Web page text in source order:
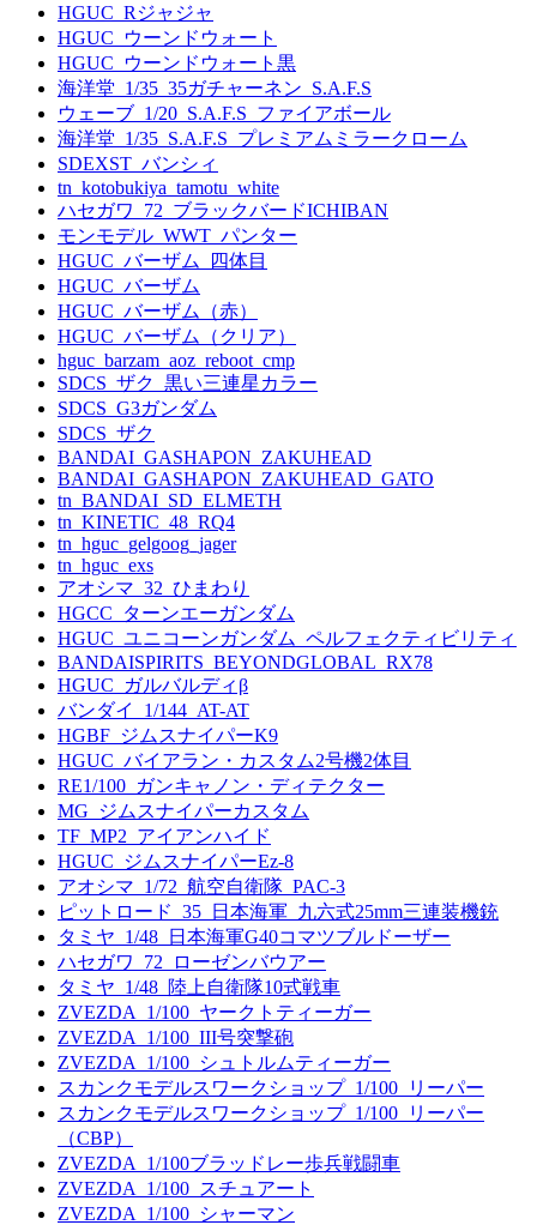
HGUC_Rジャジャ
HGUC_ウーンドウォート
HGUC_ウーンドウォート黒
海洋堂_1/35_35ガチャーネン_S.A.F.S
ウェーブ_1/20_S.A.F.S_ファイアボール
海洋堂_1/35_S.A.F.S_プレミアムミラークローム
SDEXST_バンシィ
tn_kotobukiya_tamotu_white
ハセガワ_72_ブラックバードICHIBAN
モンモデル_WWT_パンター
HGUC_バーザム_四体目
HGUC_バーザム
HGUC_バーザム（赤）
HGUC_バーザム（クリア）
hguc_barzam_aoz_reboot_cmp
SDCS_ザク_黒い三連星カラー
SDCS_G3ガンダム
SDCS_ザク
BANDAI_GASHAPON_ZAKUHEAD
BANDAI_GASHAPON_ZAKUHEAD_GATO
tn_BANDAI_SD_ELMETH
tn_KINETIC_48_RQ4
tn_hguc_gelgoog_jager
tn_hguc_exs
アオシマ_32_ひまわり
HGCC_ターンエーガンダム
HGUC_ユニコーンガンダム_ペルフェクティビリティ
BANDAISPIRITS_BEYONDGLOBAL_RX78
HGUC_ガルバルディβ
バンダイ_1/144_AT-AT
HGBF_ジムスナイパーK9
HGUC_バイアラン・カスタム2号機2体目
RE1/100_ガンキャノン・ディテクター
MG_ジムスナイパーカスタム
TF_MP2_アイアンハイド
HGUC_ジムスナイパーEz-8
アオシマ_1/72_航空自衛隊_PAC-3
ピットロード_35_日本海軍_九六式25mm三連装機銃
タミヤ_1/48_日本海軍G40コマツブルドーザー
ハセガワ_72_ローゼンバウアー
タミヤ_1/48_陸上自衛隊10式戦車
ZVEZDA_1/100_ヤークトティーガー
ZVEZDA_1/100_III号突撃砲
ZVEZDA_1/100_シュトルムティーガー
スカンクモデルスワークショップ_1/100_リーパー
スカンクモデルスワークショップ_1/100_リーパー
（CBP）
ZVEZDA_1/100ブラッドレー歩兵戦闘車
ZVEZDA_1/100_スチュアート
ZVEZDA_1/100_シャーマン